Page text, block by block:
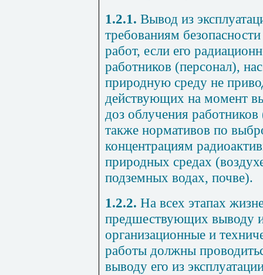
1.2.1. Вывод из
требованиям
работ, если его
работников (персонал),
природную среду не
действующих на момент
доз облучения
также нормативов по
концентрациям
природных средах
подземных водах, почве).
1.2.2. На всех этапах
предшествующих выводу
организационные и
работы должны
выводу его из